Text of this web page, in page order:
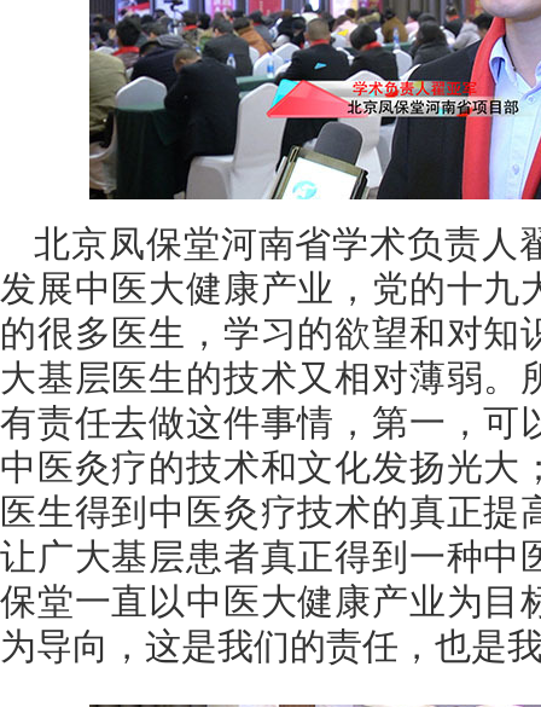
北京凤保堂河南省学术负责人
发展中医大健康产业，党的十九
的很多医生，学习的欲望和对知
大基层医生的技术又相对薄弱。
有责任去做这件事情，第一，可
中医灸疗的技术和文化发扬光大
医生得到中医灸疗技术的真正提
让广大基层患者真正得到一种中
保堂一直以中医大健康产业为目
为导向，这是我们的责任，也是